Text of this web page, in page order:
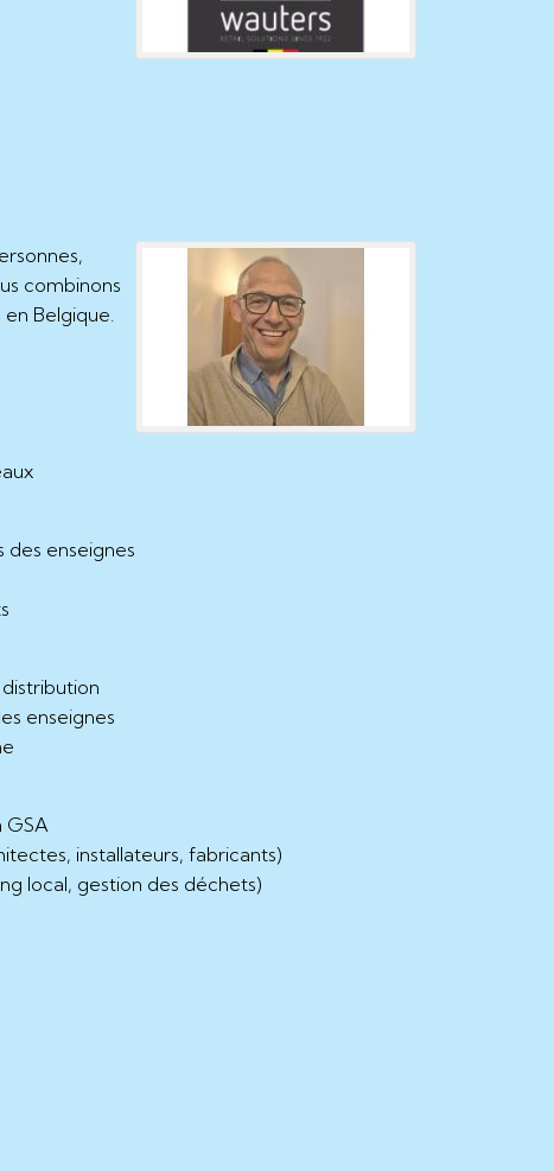
combinons
Belgique.
des enseignes
enseignes
GSA
installateurs, fabricants)
local, gestion des déchets)